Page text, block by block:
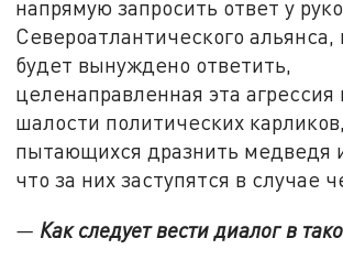
напрямую запросить ответ у
Североатлантического альянса,
будет вынуждено ответить,
целенаправленная эта
шалости политических карликов,
пытающихся дразнить медведя
что за них заступятся в случае
— Как следует вести диалог в